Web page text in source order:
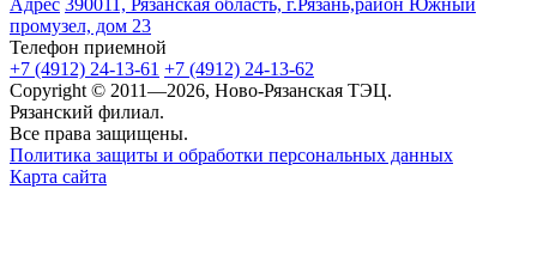
промузел, дом 23
Телефон приемной
+7 (4912) 24-13-61 +7 (4912) 24-13-62
Copyright © 2011—2026, Ново-Рязанская ТЭЦ.
Рязанский филиал.
Все права защищены.
Политика защиты и обработки персональных данных
Карта сайта